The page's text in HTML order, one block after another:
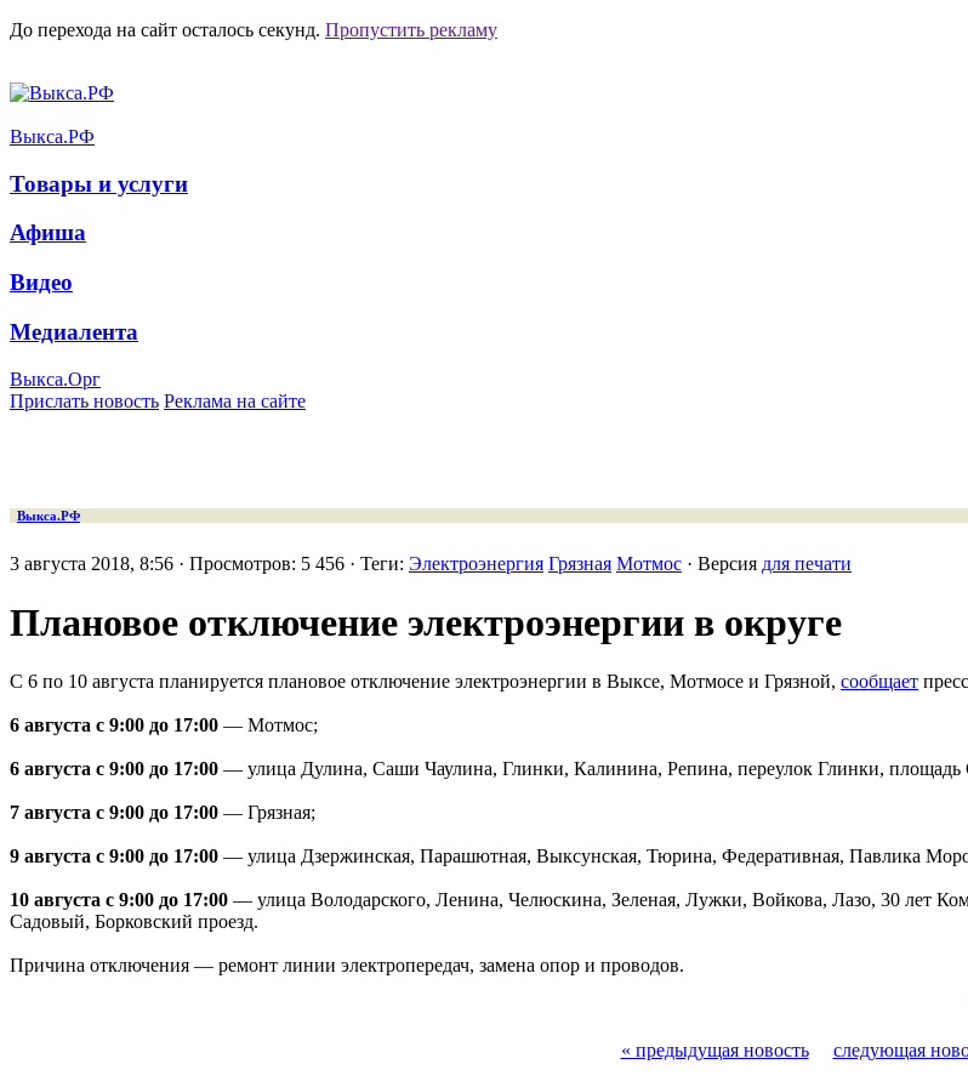
До перехода на сайт осталось секунд. Пропустить рекламу
Выкса.РФ
Товары и услуги
Афиша
Видео
Медиалента
Выкса.Орг
Прислать новость Реклама на сайте
Выкса.РФ
3 августа 2018, 8:56 · Просмотров: 5 456 · Теги: Электроэнергия Грязная Мотмос · Версия для печати
Плановое отключение электроэнергии в округе
С 6 по 10 августа планируется плановое отключение электроэнергии в Выксе, Мотмосе и Грязной, сообщает
6 августа с 9:00 до 17:00 — Мотмос;
6 августа с 9:00 до 17:00 — улица Дулина, Саши Чаулина, Глинки, Калинина, Репина, переулок Глинки, площадь
7 августа с 9:00 до 17:00 — Грязная;
9 августа с 9:00 до 17:00 — улица Дзержинская, Парашютная, Выксунская, Тюрина, Федеративная, Павлика
10 августа с 9:00 до 17:00 — улица Володарского, Ленина, Челюскина, Зеленая, Лужки, Войкова, Лазо, 30 лет
Садовый, Борковский проезд.
Причина отключения — ремонт линии электропередач, замена опор и проводов.
« предыдущая новость следующая